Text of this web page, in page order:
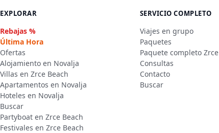
EXPLORAR
Rebajas %
Última Hora
Ofertas
Alojamiento en Novalja
Villas en Zrce Beach
Apartamentos en Novalja
Hoteles en Novalja
Buscar
Partyboat en Zrce Beach
Festivales en Zrce Beach
SERVICIO COMPLETO
Viajes en grupo
Paquetes
Paquete completo Zrce
Consultas
Contacto
Buscar